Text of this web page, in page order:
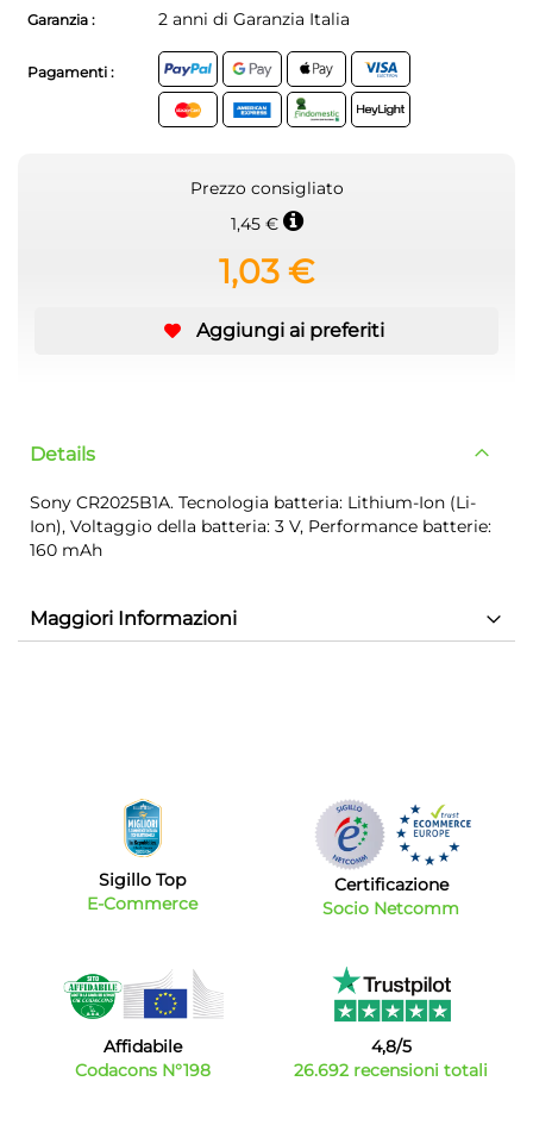
Garanzia : 2 anni di Garanzia Italia
Pagamenti :
Prezzo consigliato
1,45 €
1,03 €
Aggiungi ai preferiti
Details
Sony CR2025B1A. Tecnologia batteria: Lithium-Ion (Li-
Ion), Voltaggio della batteria: 3 V, Performance batterie:
160 mAh
Maggiori Informazioni
Sigillo Top
E-Commerce
Certificazione
Socio Netcomm
Affidabile
Codacons N°198
4,8/5
26.692 recensioni totali